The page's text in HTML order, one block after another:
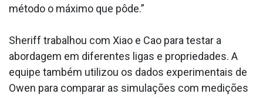
método o máximo que pôde.”
Sheriff trabalhou com Xiao e Cao para testar a
abordagem em diferentes ligas e propriedades. A
equipe também utilizou os dados experimentais de
Owen para comparar as simulações com medições